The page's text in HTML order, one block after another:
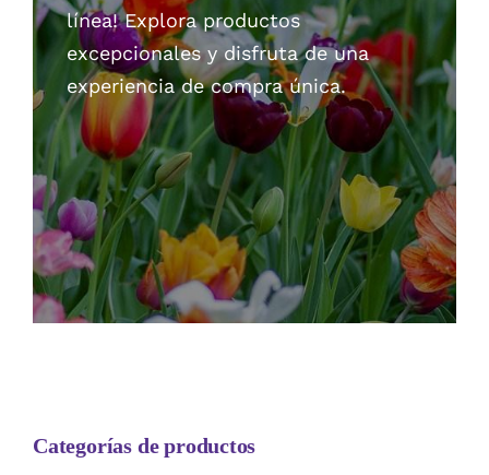
línea! Explora productos
excepcionales y disfruta de una
experiencia de compra única.
Categorías de productos